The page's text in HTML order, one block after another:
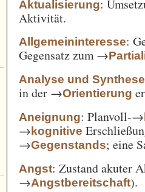
Aktualisierung:
Aktivität.
Allgemeininteresse:
Gegensatz zum →
Analyse und Synthese
in der →Orientierung
Aneignung: Planvoll-→
→kognitive
→Gegenstands; eine
Angst: Zustand akuter
→Angstbereitschaft).